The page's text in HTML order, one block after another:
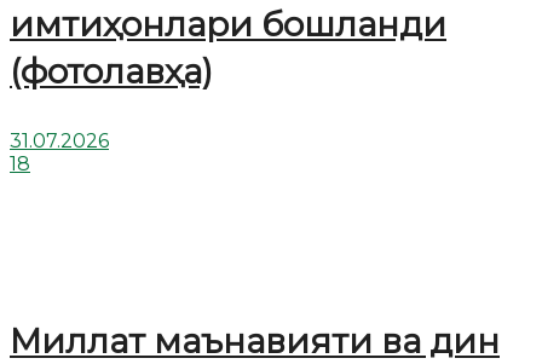
имтиҳонлари бошланди
(фотолавҳа)
31.07.2026
18
Миллат маънавияти ва дин